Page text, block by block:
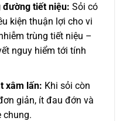
đường tiết niệu: Sỏi có
kiện thuận lợi cho vi
trùng tiết niệu –
nguy hiểm tới tính
xâm lấn: Khi sỏi còn
giản, ít đau đớn và
chung.